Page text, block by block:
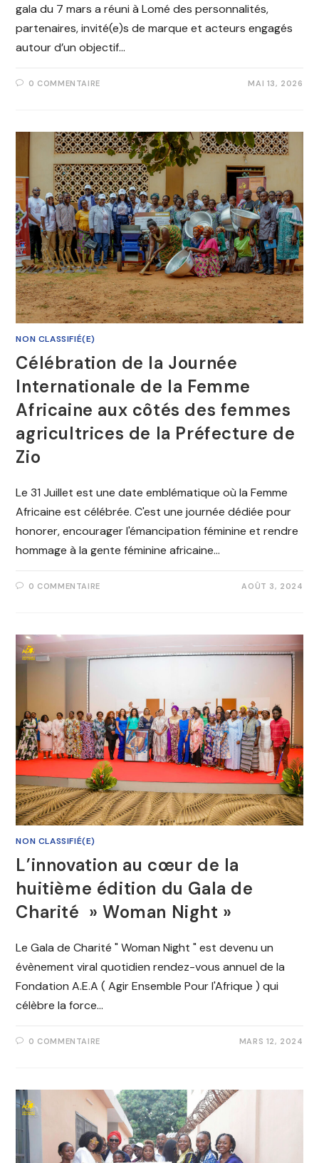
gala du 7 mars a réuni à Lomé des personnalités,
partenaires, invité(e)s de marque et acteurs engagés
autour d’un objectif…
0 COMMENTAIRE MAI 13, 2026
NON CLASSIFIÉ(E)
Célébration de la Journée
Internationale de la Femme
Africaine aux côtés des femmes
agricultrices de la Préfecture de
Zio
Le 31 Juillet est une date emblématique où la Femme
Africaine est célébrée. C'est une journée dédiée pour
honorer, encourager l'émancipation féminine et rendre
hommage à la gente féminine africaine…
0 COMMENTAIRE AOÛT 3, 2024
NON CLASSIFIÉ(E)
L’innovation au cœur de la
huitième édition du Gala de
Charité » Woman Night »
Le Gala de Charité " Woman Night " est devenu un
évènement viral quotidien rendez-vous annuel de la
Fondation A.E.A ( Agir Ensemble Pour l'Afrique ) qui
célèbre la force…
0 COMMENTAIRE MARS 12, 2024